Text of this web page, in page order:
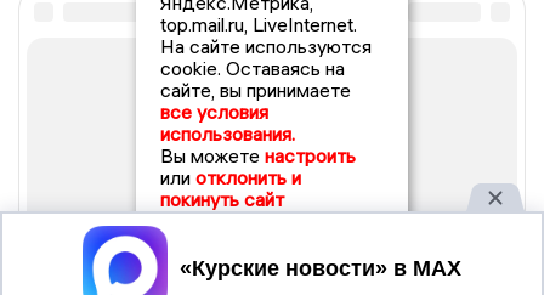
top.mail.ru, LiveInternet.
На сайте используются
cookie. Оставаясь на
сайте, вы принимаете
все условия
использования.
Вы можете настроить
или отклонить и
покинуть сайт
Принять